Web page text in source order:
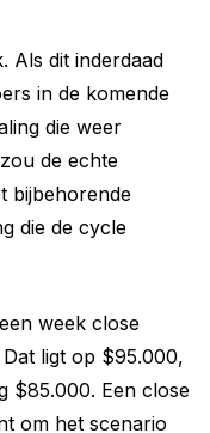
Als dit inderdaad
in de komende
die weer
de echte
bijbehorende
die de cycle
week close
ligt op $95.000,
$85.000. Een close
om het scenario